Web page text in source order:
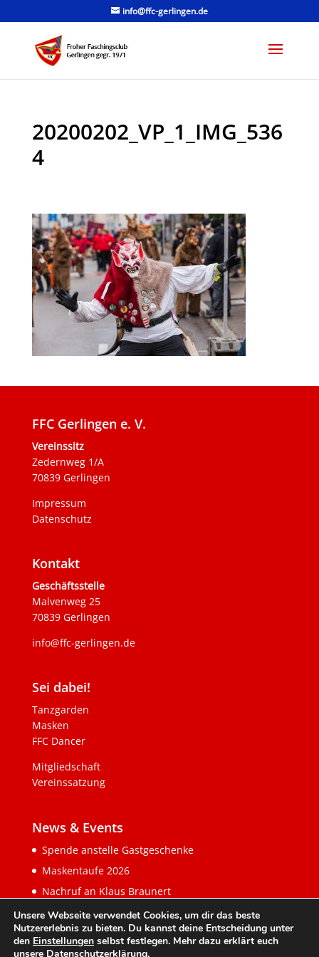
info@ffc-gerlingen.de
20200202_VP_1_IMG_536
4
FFC Gerlingen e. V.
Vereinssitz
Zedernweg 1/A
70839 Gerlingen
Impressum
Datenschutz
Kontakt
Geschäftsstelle
Malvenweg 25
70839 Gerlingen
info@ffc-gerlingen.de
Sei dabei!
Tanzgarden
Masken
FFC Dancer
Mitgliedschaft
Vereinssatzung
News & Events
Spende anstelle Gastgeschenke
Maskentaufe 2026
Nachruf an Klaus Braunert
Unsere Webseite verwendet Cookies, um dir das beste
Nutzererlebnis zu bieten. Du kannst deine Entscheidung unter
den Einstellungen selbst festlegen. Mehr dazu erklärt euch
unsere Datenschutzerklärung.